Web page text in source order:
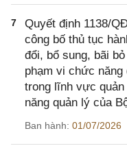
7
Quyết định 1138/
công bố thủ tục
đổi, bổ sung, bãi
phạm vi chức
trong lĩnh vực
năng quản lý của
Ban hành: 01/07/2026